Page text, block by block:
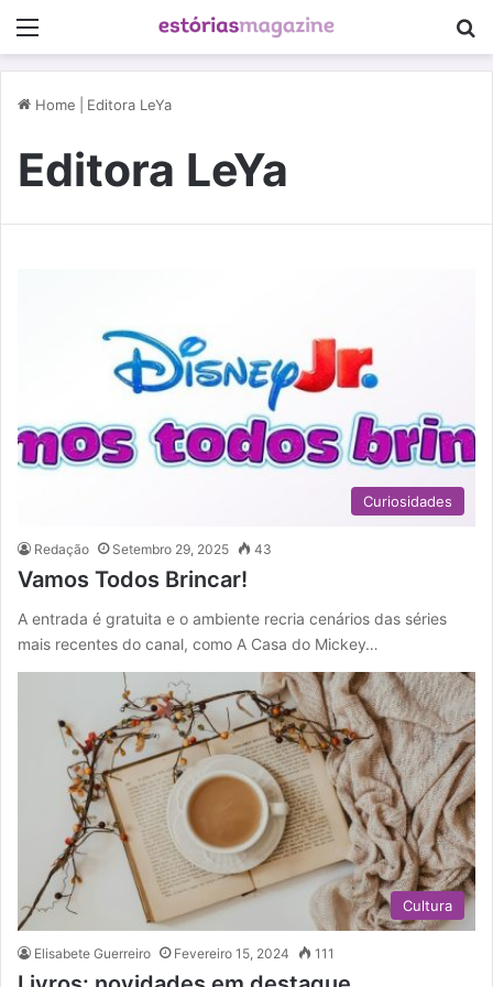
Home Editora LeYa
Editora LeYa
Curiosidades
Redação Setembro 29, 2025 43
Vamos Todos Brincar!
A entrada é gratuita e o ambiente recria cenários das séries
mais recentes do canal, como A Casa do Mickey…
Cultura
Elisabete Guerreiro Fevereiro 15, 2024 111